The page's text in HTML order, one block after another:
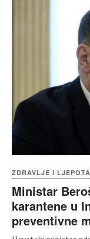
ZDRAVLJE I LJEPOTA
Ministar
karantene u
preventivne